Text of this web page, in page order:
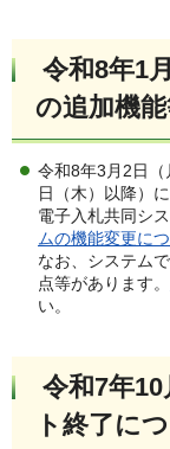
令和8年1
の追加機
令和8年3月2日
日（木）以降）に
電子入札共同シ
ムの機能変更に
なお、システム
点等があります。
い。
令和7年
ト終了に